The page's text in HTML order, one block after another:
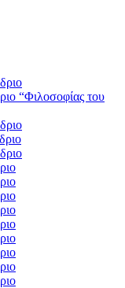
“Φιλοσοφίας του